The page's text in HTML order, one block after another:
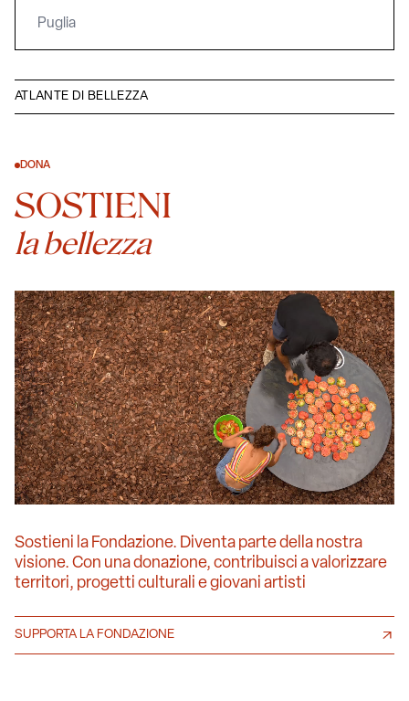
ATLANTE DI BELLEZZA
Puglia
DONA
SOSTIENI
la bellezza
Sostieni la Fondazione. Diventa parte della nostra
visione. Con una donazione, contribuisci a valorizzare
territori, progetti culturali e giovani artisti
SUPPORTA LA FONDAZIONE